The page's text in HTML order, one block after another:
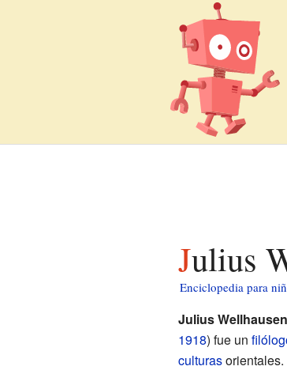
Julius
Enciclopedia para
Julius Wellhausen
1918) fue un
culturasorientales.